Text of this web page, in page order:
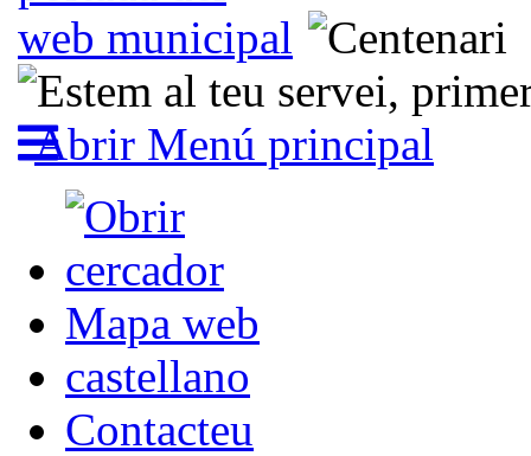
Abrir Menú principal
Mapa web
castellano
Contacteu